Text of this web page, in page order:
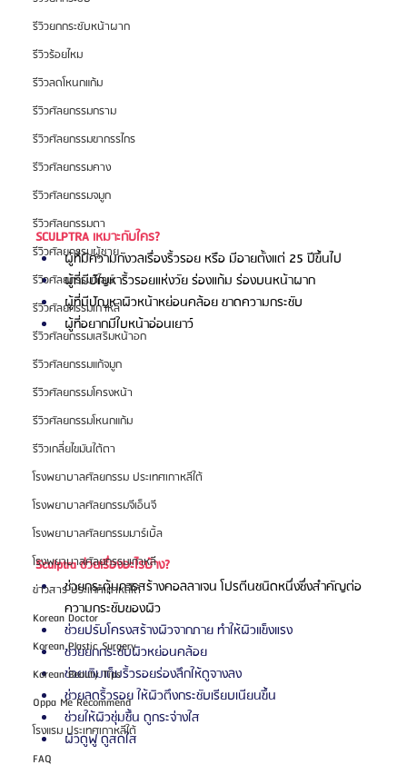
รีวิวยกกระชับหน้าผาก
รีวิวร้อยไหม
รีวิวลดโหนกแก้ม
รีวิวศัลยกรรมกราม
รีวิวศัลยกรรมขากรรไกร
รีวิวศัลยกรรมคาง
รีวิวศัลยกรรมจมูก
รีวิวศัลยกรรมตา
รีวิวศัลยกรรมผู้ชาย
รีวิวศัลยกรรมวีไลน์
รีวิวศัลยกรรมเกาหลี
รีวิวศัลยกรรมเสริมหน้าอก
รีวิวศัลยกรรมแก้จมูก
รีวิวศัลยกรรมโครงหน้า
รีวิวศัลยกรรมโหนกแก้ม
รีวิวเกลี่ยไขมันใต้ตา
โรงพยาบาลศัลยกรรม ประเทศเกาหลีใต้
โรงพยาบาลศัลยกรรมจีเอ็นจี
โรงพยาบาลศัลยกรรมมาร์เบิ้ล
โรงพยาบาลศัลยกรรมเกาหลี
ข่าวสาร ประเทศเกาหลีใต้
Korean Doctor
Korean Plastic Surgery
Korean Beauty Tips
Oppa Me Recommend
โรงแรม ประเทศเกาหลีใต้
FAQ
SCULPTRA เหมาะกับใคร?
ผู้ที่มีความกังวลเรื่องริ้วรอย หรือ มีอายตั้งแต่ 25 ปีขึ้นไป
ผู้ที่มีปัญหาริ้วรอยแห่งวัย ร่องแก้ม ร่องบนหน้าผาก
ผู้ที่มีปัญหาผิวหน้าหย่อนคล้อย ขาดความกระชับ
ผู้ที่อยากมีใบหน้าอ่อนเยาว์
Sculptra ช่วยเรื่องอะไรบ้าง?
ช่วยกระตุ้นการสร้างคอลลาเจน โปรตีนชนิดหนึ่งซึ่งสำคัญต่อ
ความกระชับของผิว
ช่วยปรับโครงสร้างผิวจากภาย ทำให้ผิวแข็งแรง
ช่วยยกกระชับผิวหย่อนคล้อย
ช่วยเติมเต็มริ้วรอยร่องลึกให้ดูจางลง
ช่วยลดริ้วรอย ให้ผิวตึงกระชับเรียบเนียนขึ้น
ช่วยให้ผิวชุ่มชื้น ดูกระจ่างใส
ผิวดูฟู ดูสดใส